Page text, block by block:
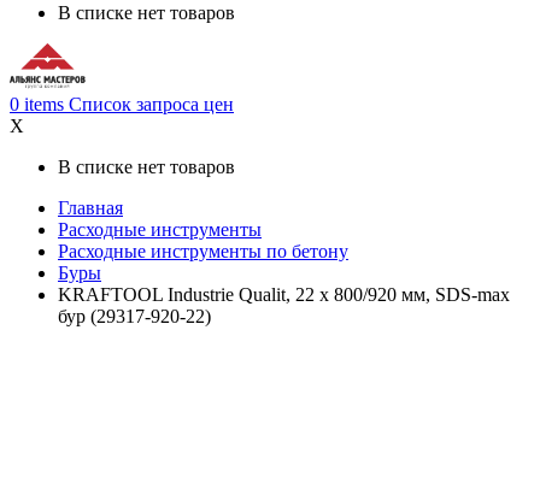
В списке нет товаров
0 items Список запроса цен
X
В списке нет товаров
Главная
Расходные инструменты
Расходные инструменты по бетону
Буры
KRAFTOOL Industrie Qualit, 22 x 800/920 мм, SDS-max
бур (29317-920-22)